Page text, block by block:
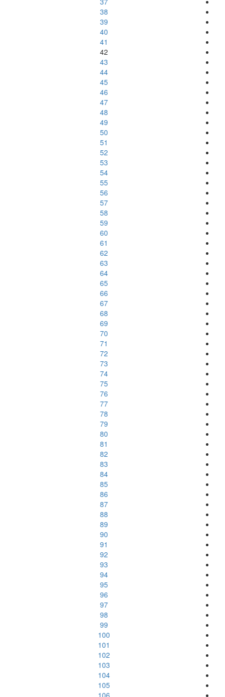
38
39
40
41
42
43
44
45
46
47
48
49
50
51
52
53
54
55
56
57
58
59
60
61
62
63
64
65
66
67
68
69
70
71
72
73
74
75
76
77
78
79
80
81
82
83
84
85
86
87
88
89
90
91
92
93
94
95
96
97
98
99
100
101
102
103
104
105